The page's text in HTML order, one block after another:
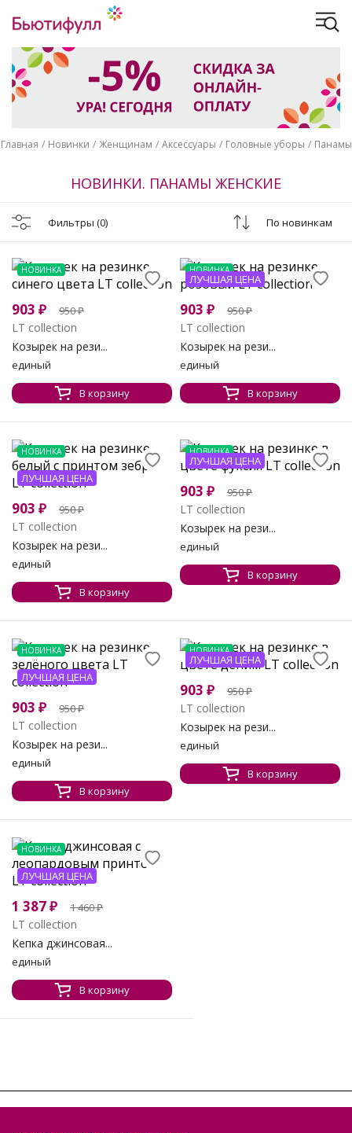
Главная Новинки Женщинам Аксессуары Головные уборы Панамы
НОВИНКИ. ПАНАМЫ ЖЕНСКИЕ
Фильтры (0) По новинкам
НОВИНКА
903 ₽ 950₽
LT collection
Козырек на рези...
единый
В корзину
НОВИНКА
ЛУЧШАЯ ЦЕНА
903 ₽ 950₽
LT collection
Козырек на рези...
единый
В корзину
НОВИНКА
ЛУЧШАЯ ЦЕНА
903 ₽ 950₽
LT collection
Козырек на рези...
единый
В корзину
НОВИНКА
ЛУЧШАЯ ЦЕНА
903 ₽ 950₽
LT collection
Козырек на рези...
единый
В корзину
НОВИНКА
ЛУЧШАЯ ЦЕНА
903 ₽ 950₽
LT collection
Козырек на рези...
единый
В корзину
НОВИНКА
ЛУЧШАЯ ЦЕНА
903 ₽ 950₽
LT collection
Козырек на рези...
единый
В корзину
НОВИНКА
ЛУЧШАЯ ЦЕНА
1 387₽ 1 460₽
LT collection
Кепка джинсовая...
единый
В корзину